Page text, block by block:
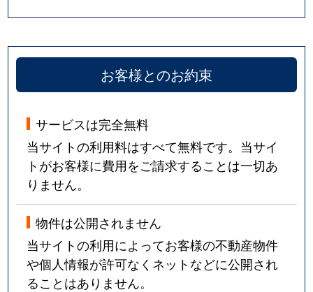
お客様とのお約束
サービスは完全無料
当サイトの利用料はすべて無料です。当サイ
トがお客様に費用をご請求することは一切あ
りません。
物件は公開されません
当サイトの利用によってお客様の不動産物件
や個人情報が許可なくネットなどに公開され
ることはありません。